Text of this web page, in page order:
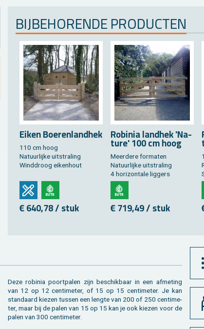
BIJ­BE­HO­REN­DE PRO­DUC­TEN
Eiken Boe­ren­land­hek
110 cm hoog
Na­tuur­lij­ke uit­stra­ling
Wind­droog ei­ken­hout
€ 640,78 / stuk
Ro­bi­nia land­hek 'Na­
tu­re' 100 cm hoog
Meer­de­re for­ma­ten
Na­tuur­lij­ke uit­stra­ling
4 ho­ri­zon­ta­le lig­gers
€ 719,49 / stuk
Deze ro­bi­nia poort­pa­len zijn be­schik­baar in een af­me­ting
van 12 op 12 cen­ti­me­ter, of 15 op 15 cen­ti­me­ter. Je kan
stan­daard kie­zen tus­sen een leng­te van 200 of 250 cen­ti­me­
ter, maar bij de palen van 15 op 15 kan je ook kie­zen voor de
palen van 300 cen­ti­me­ter.